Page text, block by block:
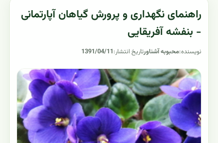
راهنمای نگهداری و پرورش گیاهان آپارتمانی
- بنفشه آفریقایی
نویسنده:محبوبه آشناورتاریخ انتشار:1391/04/11